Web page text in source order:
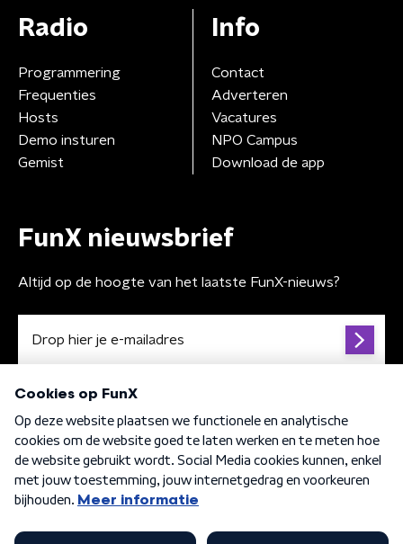
Radio
Programmering
Frequenties
Hosts
Demo insturen
Gemist
Info
Contact
Adverteren
Vacatures
NPO Campus
Download de app
FunX nieuwsbrief
Altijd op de hoogte van het laatste FunX-nieuws?
Algemene voorwaarden Privacybeleid